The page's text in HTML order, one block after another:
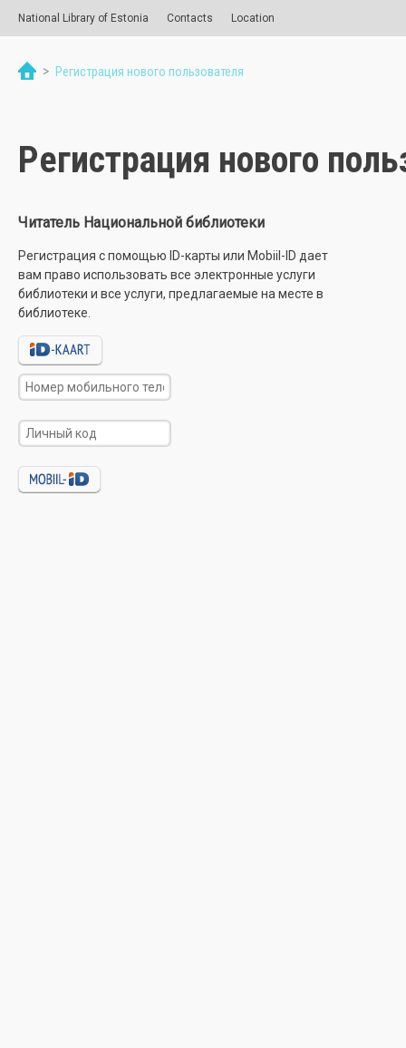
National Library of Estonia Contacts Location
> Регистрация нового пользователя
Регистрация нового
Читатель Национальной библиотеки
Регистрация с помощью ID-карты или Mobiil-ID дает
вам право использовать все электронные услуги
библиотеки и все услуги, предлагаемые на месте в
библиотеке.